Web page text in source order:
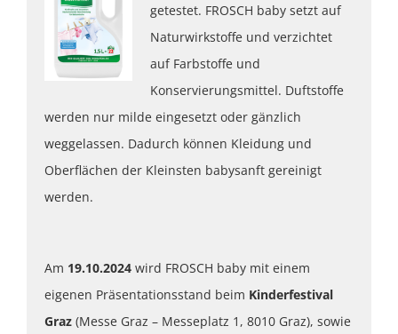
getestet. FROSCH baby setzt auf
Naturwirkstoffe und verzichtet
auf Farbstoffe und
Konservierungsmittel. Duftstoffe
werden nur milde eingesetzt oder gänzlich
weggelassen. Dadurch können Kleidung und
Oberflächen der Kleinsten babysanft gereinigt
werden.
Am 19.10.2024 wird FROSCH baby mit einem
eigenen Präsentationsstand beim Kinderfestival
Graz (Messe Graz – Messeplatz 1, 8010 Graz), sowie